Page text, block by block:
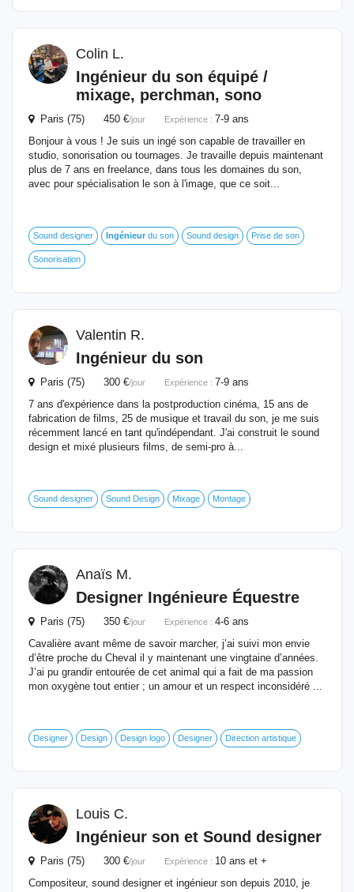
Colin L.
Ingénieur du son équipé /
mixage, perchman, sono
Paris (75) 450 €/jour Expérience : 7-9 ans
Bonjour à vous ! Je suis un ingé son capable de travailler en
studio, sonorisation ou tournages. Je travaille depuis maintenant
plus de 7 ans en freelance, dans tous les domaines du son,
avec pour spécialisation le son à l'image, que ce soit...
Sound designer Ingénieur du son Sound design Prise de son
Sonorisation
Valentin R.
Ingénieur du son
Paris (75) 300 €/jour Expérience : 7-9 ans
7 ans d'expérience dans la postproduction cinéma, 15 ans de
fabrication de films, 25 de musique et travail du son, je me suis
récemment lancé en tant qu'indépendant. J'ai construit le sound
design et mixé plusieurs films, de semi-pro à...
Sound designer Sound Design Mixage Montage
Anaïs M.
Designer Ingénieure Équestre
Paris (75) 350 €/jour Expérience : 4-6 ans
Cavalière avant même de savoir marcher, j’ai suivi mon envie
d’être proche du Cheval il y maintenant une vingtaine d’années.
J’ai pu grandir entourée de cet animal qui a fait de ma passion
mon oxygène tout entier ; un amour et un respect inconsidéré ...
Designer Design Design logo Designer Direction artistique
Louis C.
Ingénieur son et Sound designer
Paris (75) 300 €/jour Expérience : 10 ans et +
Compositeur, sound designer et ingénieur son depuis 2010, je